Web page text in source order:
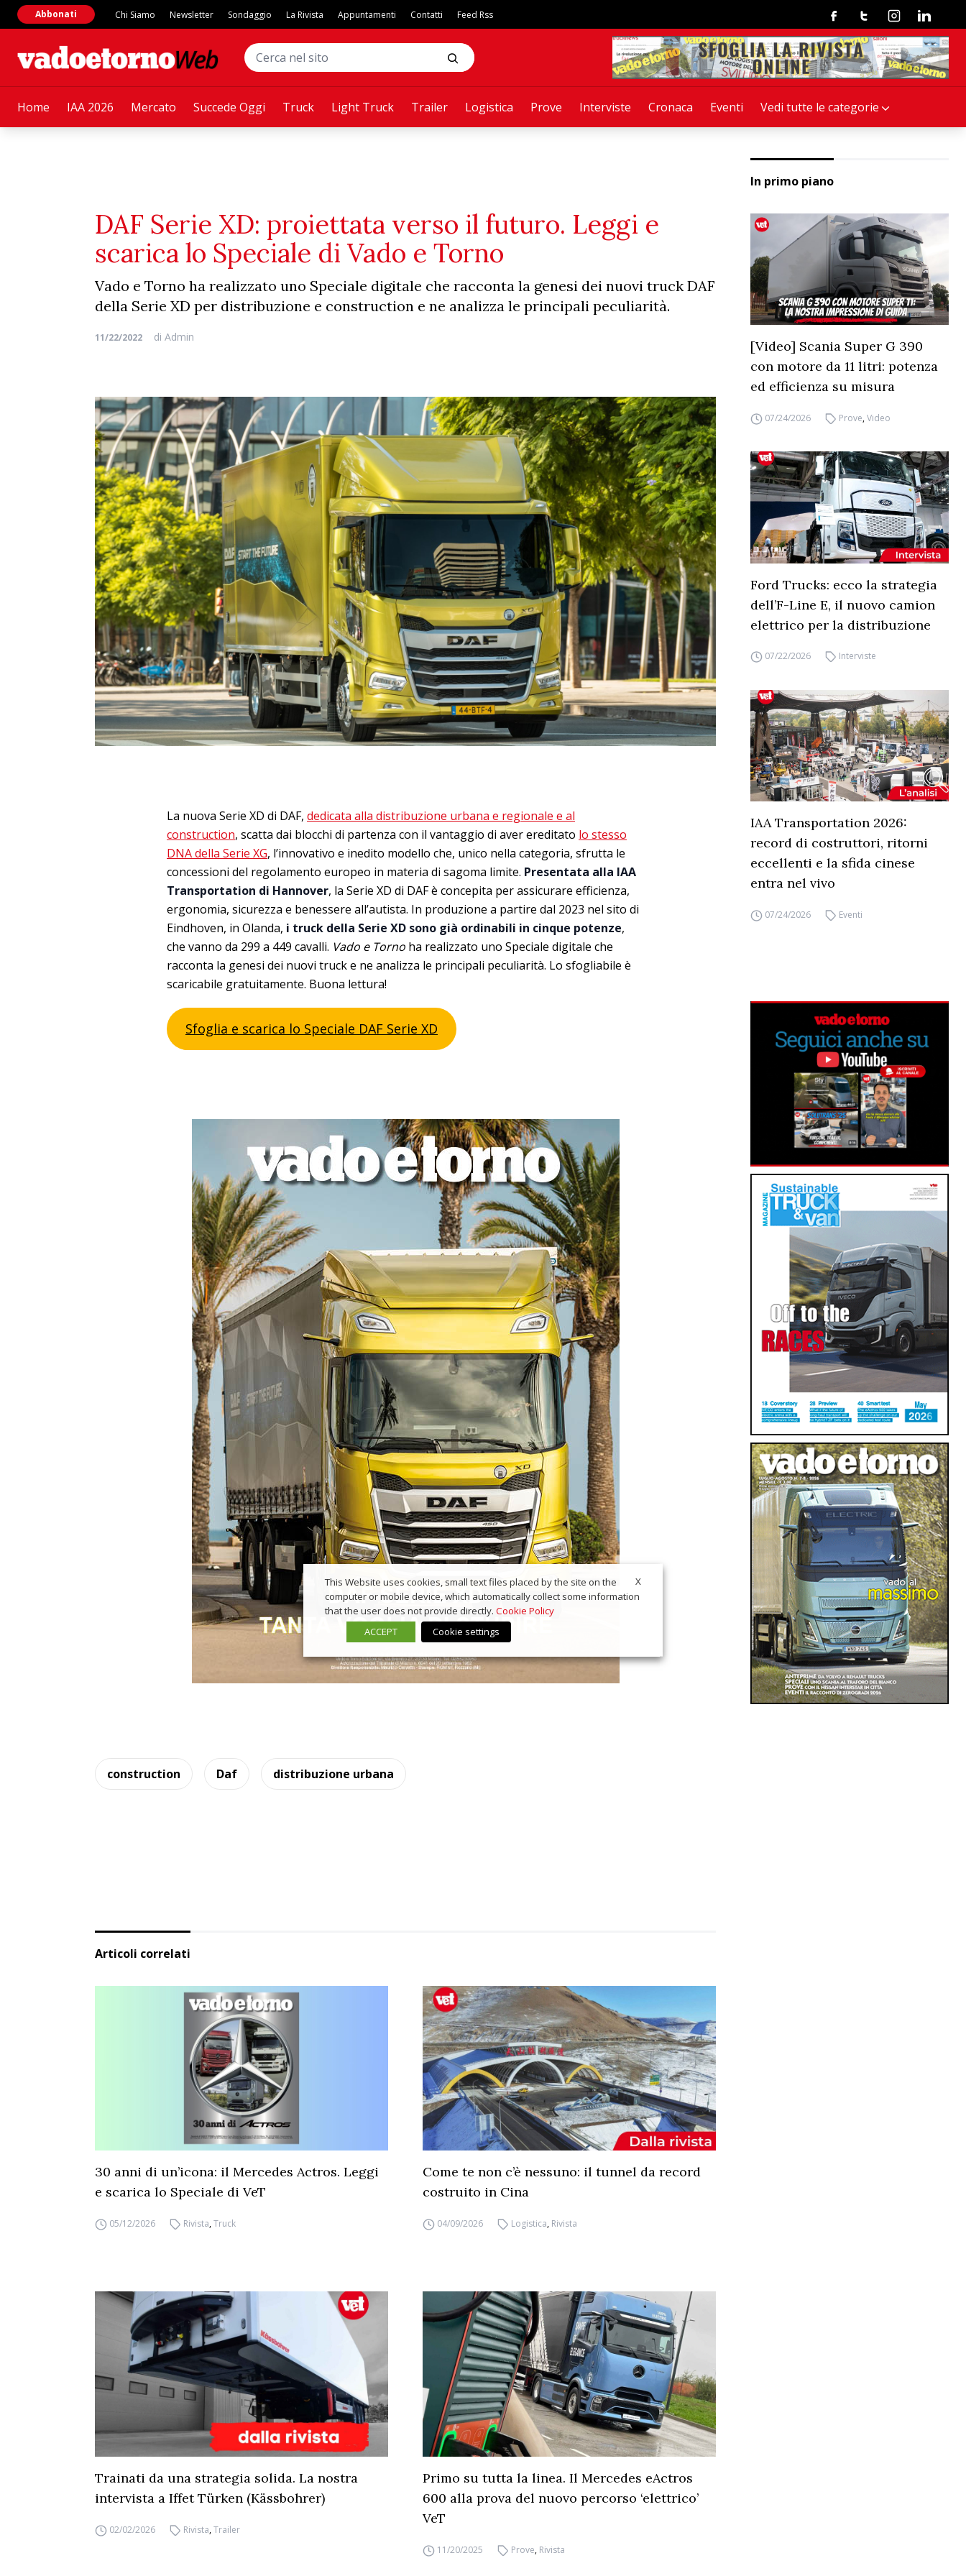
Home IAA 2026 Mercato Succede Oggi Truck Light Truck Trailer Logistica Prove Interviste Cronaca Eventi Vedi tutte le categorie
Abbonati Chi Siamo Newsletter Sondaggio La Rivista Appuntamenti Contatti Feed Rss FacebookTwitterInstagramLinkedin
DAF Serie XD: proiettata verso il futuro. Leggi e
scarica lo Speciale di Vado e Torno
Vado e Torno ha realizzato uno Speciale digitale che racconta la genesi dei nuovi truck DAF
della Serie XD per distribuzione e construction e ne analizza le principali peculiarità.
11/22/2022 di Admin
La nuova Serie XD di DAF, dedicata alla distribuzione urbana e regionale e al
construction, scatta dai blocchi di partenza con il vantaggio di aver ereditato lo stesso
DNA della Serie XG, l’innovativo e inedito modello che, unico nella categoria, sfrutta le
concessioni del regolamento europeo in materia di sagoma limite. Presentata alla IAA
Transportation di Hannover, la Serie XD di DAF è concepita per assicurare efficienza,
ergonomia, sicurezza e benessere all’autista. In produzione a partire dal 2023 nel sito di
Eindhoven, in Olanda, i truck della Serie XD sono già ordinabili in cinque potenze,
che vanno da 299 a 449 cavalli. Vado e Torno ha realizzato uno Speciale digitale che
racconta la genesi dei nuovi truck e ne analizza le principali peculiarità. Lo sfogliabile è
scaricabile gratuitamente. Buona lettura!
Sfoglia e scarica lo Speciale DAF Serie XD
construction Daf distribuzione urbana
In primo piano
[Video] Scania Super G 390
con motore da 11 litri: potenza
ed efficienza su misura
07/24/2026 Prove,Video
Ford Trucks: ecco la strategia
dell’F-Line E, il nuovo camion
elettrico per la distribuzione
07/22/2026 Interviste
IAA Transportation 2026:
record di costruttori, ritorni
eccellenti e la sfida cinese
entra nel vivo
07/24/2026 Eventi
Articoli correlati
30 anni di un’icona: il Mercedes Actros. Leggi
e scarica lo Speciale di VeT
05/12/2026 Rivista,Truck
Come te non c’è nessuno: il tunnel da record
costruito in Cina
04/09/2026 Logistica, Rivista
Trainati da una strategia solida. La nostra
intervista a Iffet Türken (Kässbohrer)
02/02/2026 Rivista,Trailer
Primo su tutta la linea. Il Mercedes eActros
600 alla prova del nuovo percorso ‘elettrico’
VeT
11/20/2025 Prove, Rivista
X
This Website uses cookies, small text files placed by the site on the
computer or mobile device, which automatically collect some information
that the user does not provide directly. Cookie Policy
ACCEPT
Cookie settings